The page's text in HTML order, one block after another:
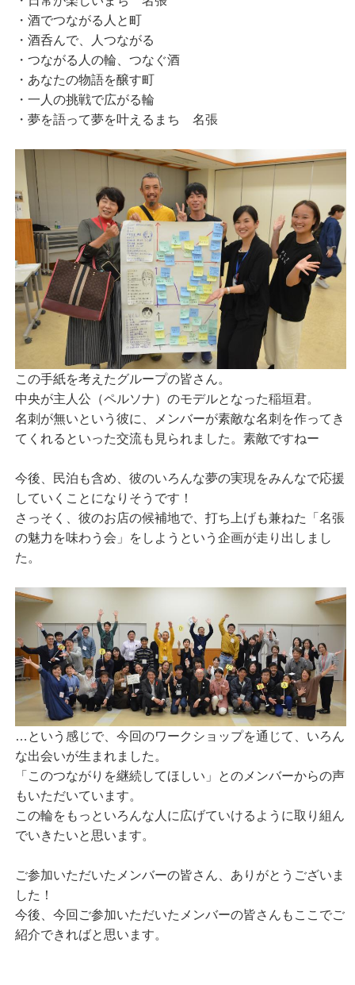
・酒でつながる人と町
・酒呑んで、人つながる
・つながる人の輪、つなぐ酒
・あなたの物語を醸す町
・一人の挑戦で広がる輪
・夢を語って夢を叶えるまち 名張
この手紙を考えたグループの皆さん。
中央が主人公（ペルソナ）のモデルとなった稲垣君。
名刺が無いという彼に、メンバーが素敵な名刺を作ってき
てくれるといった交流も見られました。素敵ですねー
今後、民泊も含め、彼のいろんな夢の実現をみんなで応援
していくことになりそうです！
さっそく、彼のお店の候補地で、打ち上げも兼ねた「名張
の魅力を味わう会」をしようという企画が走り出しまし
た。
…という感じで、今回のワークショップを通じて、いろん
な出会いが生まれました。
「このつながりを継続してほしい」とのメンバーからの声
もいただいています。
この輪をもっといろんな人に広げていけるように取り組ん
でいきたいと思います。
ご参加いただいたメンバーの皆さん、ありがとうございま
した！
今後、今回ご参加いただいたメンバーの皆さんもここでご
紹介できればと思います。